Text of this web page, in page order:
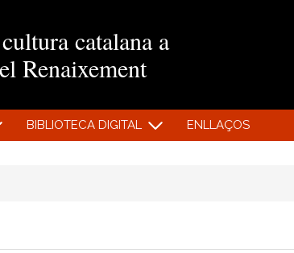
catalana a
Renaixement
BIBLIOTECA DIGITAL ENLLAÇOS